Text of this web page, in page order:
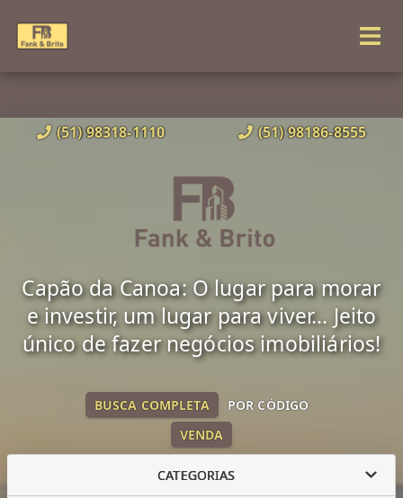
(51) 98318-1110 (51) 98186-8555
Capão da Canoa: O lugar para morar
e investir, um lugar para viver... Jeito
único de fazer negócios imobiliários!
VENDA
BUSCA COMPLETA POR CÓDIGO
CATEGORIAS